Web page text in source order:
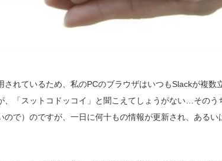
れているため、私のPCのブラウザはいつもSlackが複数
、「スットコドッコイ」と聞こえてしょうがない…そのう
で）のですが、一日に何十もの情報が更新され、ある